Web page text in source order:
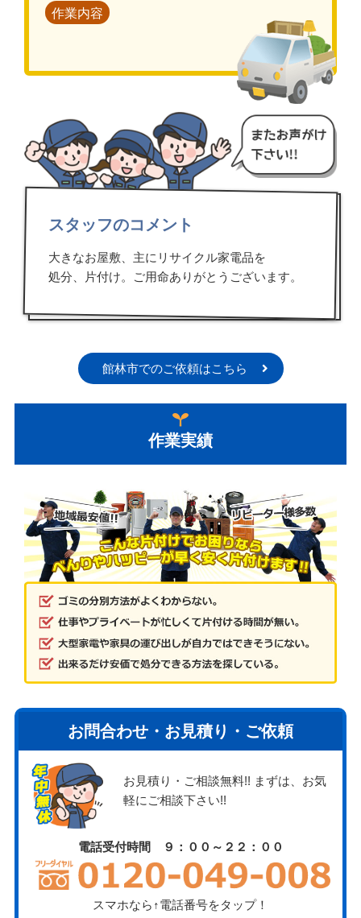
作業内容
スタッフのコメント
大きなお屋敷、主にリサイクル家電品を
処分、片付け。ご用命ありがとうございます。
館林市でのご依頼はこちら
作業実績
お問合わせ・お見積り・ご依頼
お見積り・ご相談無料!! まずは、お気
軽にご相談下さい!!
電話受付時間 ９：００～２２：００
スマホなら↑電話番号をタップ！